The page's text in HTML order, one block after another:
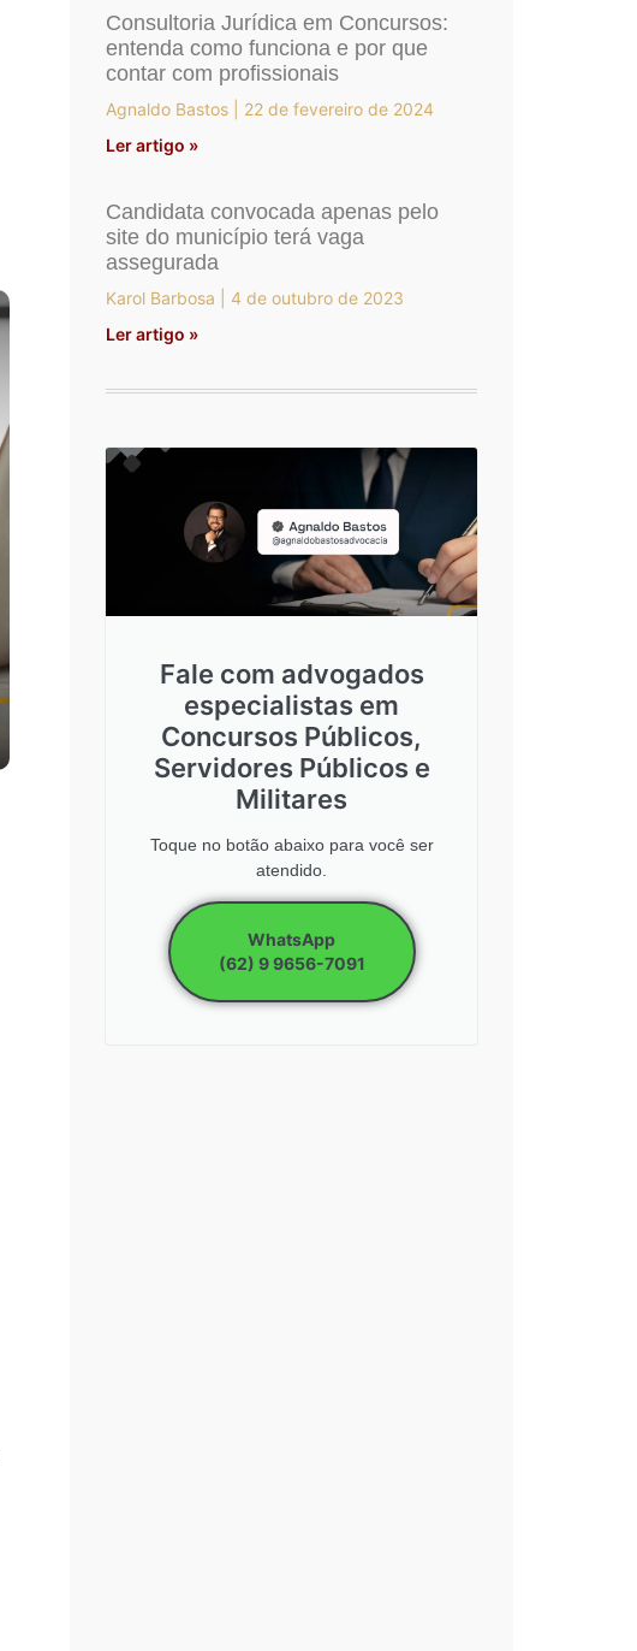
Consultoria Jurídica em Concursos:
entenda como funciona e por que
contar com profissionais
Agnaldo Bastos
22 de fevereiro de 2024
Ler artigo »
Candidata convocada apenas pelo
site do município terá vaga
assegurada
Karol Barbosa
4 de outubro de 2023
Ler artigo »
Fale com advogados
especialistas em
Concursos Públicos,
Servidores Públicos e
Militares
Toque no botão abaixo para você ser
atendido.
WhatsApp
(62) 9 9656-7091